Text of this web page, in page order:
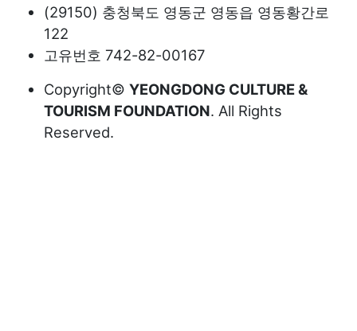
(29150) 충청북도 영동군 영동읍 영동황간로
122
고유번호 742-82-00167
Copyright© YEONGDONG CULTURE &
TOURISM FOUNDATION. All Rights
Reserved.